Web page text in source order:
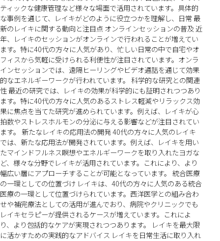
ティックな健康管理など様々な場面で活用されています。具体的
な事例を通じて、レイキがどのように役立つかを理解し、日常 最
新のレイキに関する動向と注目点 オンラインセッションの普及 近
年、レイキのセッションがオンラインで行われることが増えてい
ます。特に40代の方々に人気があり、忙しい日常の中で自宅やオ
フィスから気軽に受けられる利便性が注目されています。オンラ
インセッションでは、遠隔ヒーリングやビデオ通話を通じて効果
的なエネルギーワークが行われています。 科学的な研究との関連
性 最近の研究では、レイキの効果が科学的にも証明されつつあり
ます。特に40代の方々に人気のあるストレス軽減やリラックス効
果に焦点を当てた研究が進められています。例えば、レイキが心
拍数やストレスホルモンの分泌に与える影響などが注目されてい
ます。 新たなレイキの応用法の開発 40代の方々に人気のレイキ
では、新たな応用法が開発されています。例えば、レイキを用い
たマインドフルネス瞑想やエネルギーワークを取り入れたヨガな
ど、様々な分野でレイキが活用されています。これにより、より
幅広い層にアプローチすることが可能となっています。 統合医療
の一環としての位置づけ レイキは、40代の方々に人気のある統合
医療の一環として位置づけられています。西洋医学との組み合わ
せや補完療法としての活用が進んでおり、病院やクリニックでも
レイキセラピーが提供されるケースが増えています。これによ
り、より包括的なケアが実現されつつあります。 レイキを最大限
に活かすための実践的なアドバイス レイキを日常生活に取り入れ